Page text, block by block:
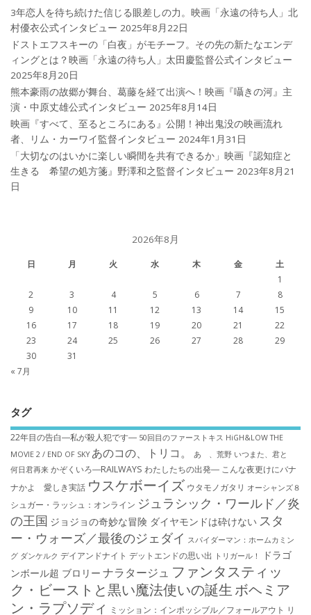
3年恋人を待ち続けた信じる眼差しの力。映画「永遠の待ち人」北
村優衣公式インタビュー 2025年8月22日
ドストエフスキーの「白夜」がモチーフ。その先の新たなエンデ
ィングとは？映画「永遠の待ち人」太田慶監督公式インタビュー
2025年8月20日
熊本豪雨の故郷が舞台、葛藤を経て出演へ！映画『囁きの河』主
演・中原丈雄公式インタビュー 2025年8月14日
映画『すべて、至るところにある』公開！神出鬼没の映画流れ
者、リム・カーワイ監督インタビュー 2024年1月31日
「大切なのはいかに楽しい瞬間を共有できるか」映画『認知症と
生きる 希望の処方箋』野澤和之監督インタビュー 2023年8月21
日
2026年8月
日 月 火 水 木 金
土
1
2
3 4 5 6 7
8
9
10 11 12 13 14
15
16
17 18 19 20 21
22
23
24 25 26 27 28
29
30
31
« 7月
タグ
22年目の告白―私が殺人犯です― 50回目のファーストキス HiGH&LOW THE
MOVIE 2 / END OF SKY あのコの、トリコ。 あゝ、荒野 いつまた、君と
何日君再来 かぞくいろ―RAILWAYS わたしたちの出発― こんな夜更けにバナ
ナかよ 愛しき実話 ウスケボーイズ ウタモノガタリ オーシャンズ８
シュガー・ラッシュ：オ​ンライン ジュラシック・ワールド／炎
の王国 ジョジョの奇妙な冒険 ダイヤモンドは砕けない スタ
ー・ウォーズ／最後のジェダイ スパイダーマン：ホームカミン
グ ダンケルク デイアンドナイト デットエンドの思い出 トリガール！
ドラゴ
ンボール超 ブロリー ナラタージュ ファンタスティッ
ク・ビーストと黒い魔法使いの誕生 ボヘミア
ン・ラプソディ ミッション：インポッシブル／フォールアウト リ